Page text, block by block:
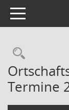
Toggle navigation
Termine